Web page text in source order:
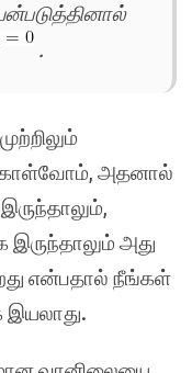
.
அதனால்
அது
என்பதால் நீங்கள்